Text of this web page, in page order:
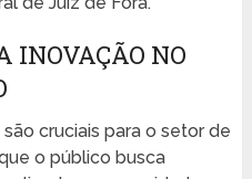
INOVAÇÃO NO
cruciais para o setor de
o público busca